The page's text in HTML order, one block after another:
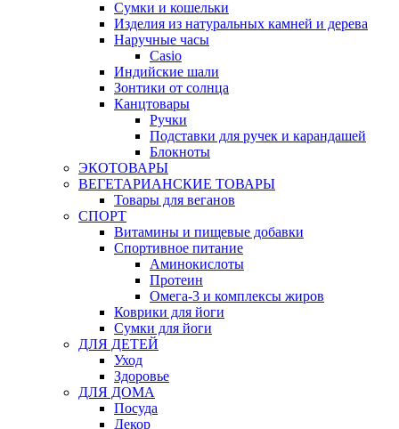
Сумки и кошельки
Изделия из натуральных камней и дерева
Наручные часы
Casio
Индийские шали
Зонтики от солнца
Канцтовары
Ручки
Подставки для ручек и карандашей
Блокноты
ЭКОТОВАРЫ
ВЕГЕТАРИАНСКИЕ ТОВАРЫ
Товары для веганов
СПОРТ
Витамины и пищевые добавки
Спортивное питание
Аминокислоты
Протеин
Омега-3 и комплексы жиров
Коврики для йоги
Сумки для йоги
ДЛЯ ДЕТЕЙ
Уход
Здоровье
ДЛЯ ДОМА
Посуда
Декор